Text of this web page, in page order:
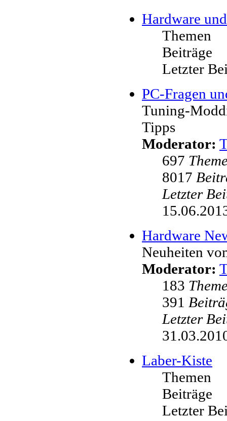
Hardware
Themen
Beiträge
Letzter
PC-Fragen
Tuning-
Tipps
Moderator:
697
8017
Letzter
Hardware
Neuheiten
Moderator:
183
391
Letzter
Laber-Kiste
Themen
Beiträge
Letzter